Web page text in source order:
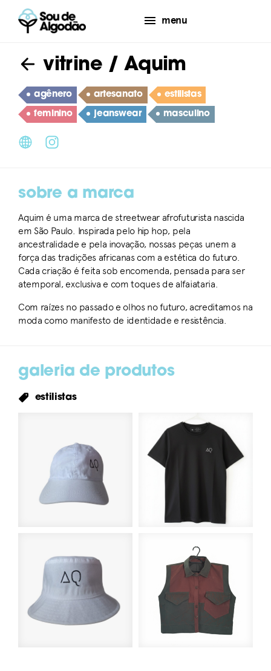
menu
vitrine/ Aquim
agênero artesanato estilistas
feminino jeanswear masculino
sobre a marca
Aquim é uma marca de streetwear afrofuturista nascida
em São Paulo. Inspirada pelo hip hop, pela
ancestralidade e pela inovação, nossas peças unem a
força das tradições africanas com a estética do futuro.
Cada criação é feita sob encomenda, pensada para ser
atemporal, exclusiva e com toques de alfaiataria.
Com raízes no passado e olhos no futuro, acreditamos na
moda como manifesto de identidade e resistência.
galeria de produtos
estilistas